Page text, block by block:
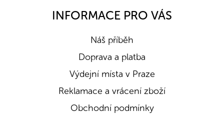
INFORMACE PRO VÁS
Náš příběh
Doprava a platba
Výdejní místa v Praze
Reklamace a vrácení zboží
Obchodní podmínky